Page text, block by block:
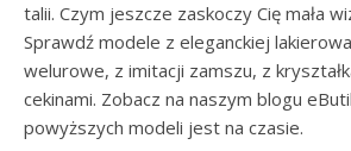
talii. Czym jeszcze zaskoczy Cię mała
Sprawdź modele z eleganckiej
welurowe, z imitacji zamszu, z
cekinami. Zobacz na naszym blogu
powyższych modeli jest na czasie.